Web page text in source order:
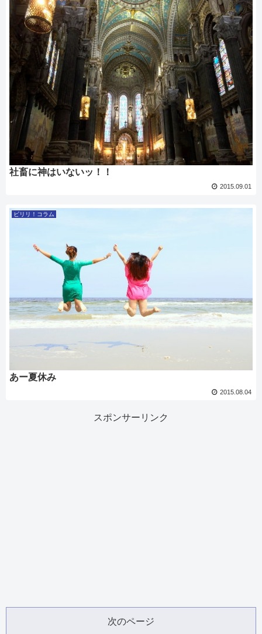
社畜に神はいないッ！！
2015.09.01
ピリリ！コラム
あー夏休み
2015.08.04
スポンサーリンク
次のページ